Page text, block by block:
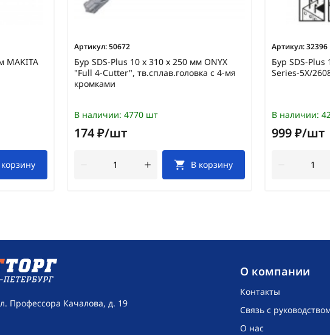
MAKITA
Артикул:50672
Бур SDS-Plus 10 х 310 х 250 мм ONYX
"Full 4-Cutter", тв.сплав.головка с 4-мя
кромками
В наличии: 4770 шт
174 ₽/шт
В корзину
Артикул:32396
Бур SDS-Plus
Series-5X/
В наличии:
999 ₽/шт
O компании
Контакты
Связь с
О нас
Профессора Качалова, д. 19